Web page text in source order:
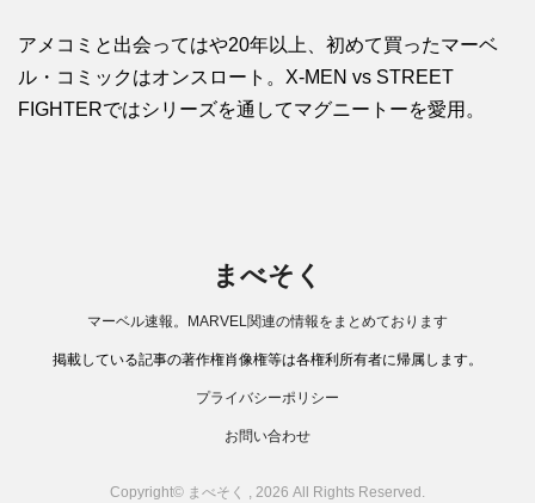
アメコミと出会ってはや20年以上、初めて買ったマーベ
ル・コミックはオンスロート。X-MEN vs STREET
FIGHTERではシリーズを通してマグニートーを愛用。
まべそく
マーベル速報。MARVEL関連の情報をまとめております
掲載している記事の著作権肖像権等は各権利所有者に帰属します。
プライバシーポリシー
お問い合わせ
Copyright© まべそく , 2026 All Rights Reserved.